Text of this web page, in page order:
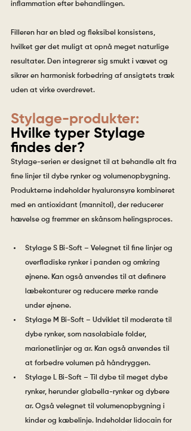
inflammation efter behandlingen.
Filleren har en blød og fleksibel konsistens,
hvilket gør det muligt at opnå meget naturlige
resultater. Den integrerer sig smukt i vævet og
sikrer en harmonisk forbedring af ansigtets træk
uden at virke overdrevet.
Stylage-produkter:
Hvilke typer Stylage
findes der?
Stylage-serien er designet til at behandle alt fra
fine linjer til dybe rynker og volumenopbygning.
Produkterne indeholder hyaluronsyre kombineret
med en antioxidant (mannitol), der reducerer
hævelse og fremmer en skånsom helingsproces.
Stylage S Bi-Soft – Velegnet til fine linjer og
overfladiske rynker i panden og omkring
øjnene. Kan også anvendes til at definere
læbekonturer og reducere mørke rande
under øjnene.
Stylage M Bi-Soft – Udviklet til moderate til
dybe rynker, som nasolabiale folder,
marionetlinjer og ar. Kan også anvendes til
at forbedre volumen på håndryggen.
Stylage L Bi-Soft – Til dybe til meget dybe
rynker, herunder glabella-rynker og dybere
ar. Også velegnet til volumenopbygning i
kinder og kæbelinje. Indeholder lidocain for